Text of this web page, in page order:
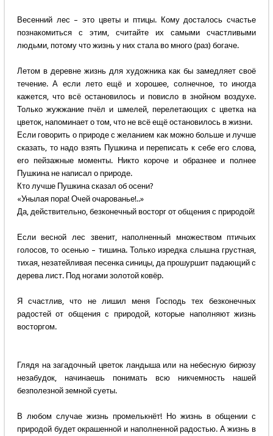
Весенний лес – это цветы и птицы. Кому досталось счастье
познакомиться с этим, считайте их самыми счастливыми
людьми, потому что жизнь у них стала во много (раз) богаче.
Летом в деревне жизнь для художника как бы замедляет своё
течение. А если лето ещё и хорошее, солнечное, то иногда
кажется, что всё остановилось и повисло в знойном воздухе.
Только жужжание пчёл и шмелей, перелетающих с цветка на
цветок, напоминает о том, что не всё ещё остановилось в жизни.
Если говорить о природе с желанием как можно больше и лучше
сказать, то надо взять Пушкина и переписать к себе его слова,
его пейзажные моменты. Никто короче и образнее и полнее
Пушкина не написал о природе.
Кто лучше Пушкина сказал об осени?
«Унылая пора! Очей очарованье!..»
Да, действительно, безконечный восторг от общения с природой!
Если весной лес звенит, наполненный множеством птичьих
голосов, то осенью – тишина. Только изредка слышна грустная,
тихая, незатейливая песенка синицы, да прошуршит падающий с
дерева лист. Под ногами золотой ковёр.
Я счастлив, что не лишил меня Господь тех безконечных
радостей от общения с природой, которые наполняют жизнь
восторгом.
Глядя на загадочный цветок ландыша или на небесную бирюзу
незабудок, начинаешь понимать всю никчемность нашей
безполезной земной суеты.
В любом случае жизнь промелькнёт! Но жизнь в общении с
природой будет окрашенной и наполненной радостью. А жизнь в